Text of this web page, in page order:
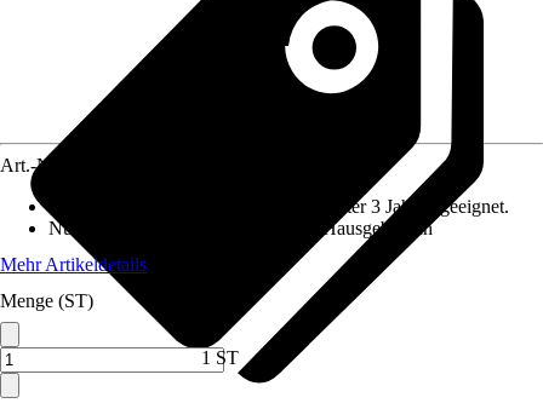
Art.-Nr.
Nicht für Kinder unter 3 Jahren geeignet.
Nutzung
Gartenspielgeräte für den Hausgebrauch
Mehr Artikeldetails
Menge (ST)
1 ST